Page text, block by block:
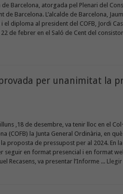
de Barcelona, atorgada pel Plenari del
de Barcelona. L’alcalde de Barcelona,
i el diploma al president del COFB, Jordi
de febrer en el Saló de Cent del
per unanimitat la
,18 de desembre, va tenir lloc en el
(COFB) la Junta General Ordinària, en
proposta de pressupost per al 2024. En
seguir en format presencial i en format
Recasens, va presentar l’Informe ... Llegir